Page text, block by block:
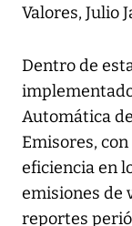
Valores, Julio
Dentro de
Automática
Emisores,
eficiencia en
emisiones de
reportes